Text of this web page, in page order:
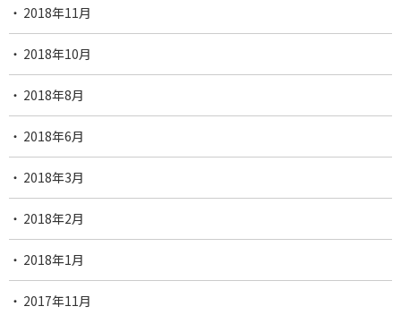
2018年11月
2018年10月
2018年8月
2018年6月
2018年3月
2018年2月
2018年1月
2017年11月